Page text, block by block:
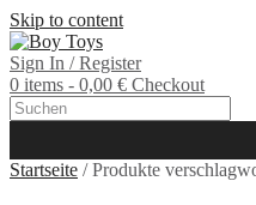
Skip to content
Sign In / Register
0 items - 0,00 € Checkout
Startseite / Produkte